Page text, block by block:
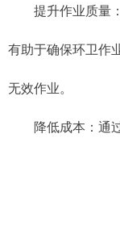
提升作业质量：
有助于确保环卫作
无效作业。
降低成本：通过